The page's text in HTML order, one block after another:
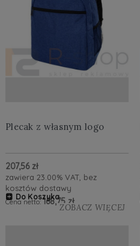
Plecak z własnym logo
207,56 zł
zawiera 23.00% VAT, bez
kosztów dostawy
Cena netto:168,75 zł
Do Koszyka
ZOBACZ WIĘCEJ